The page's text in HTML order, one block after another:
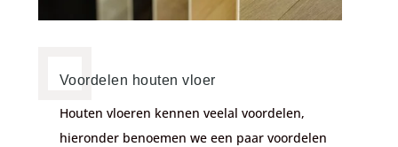
Voordelen houten vloer
Houten vloeren kennen veelal voordelen,
hieronder benoemen we een paar voordelen